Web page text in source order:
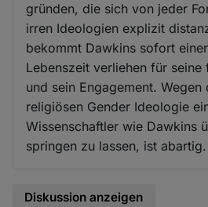
gründen, die sich von jeder
irren Ideologien explizit
bekommt Dawkins sofort
Lebenszeit verliehen für seine
und sein Engagement. Wegen
religiösen Gender Ideologie
Wissenschaftler wie Dawkins
springen zu lassen, ist abartig.
Diskussion anzeigen